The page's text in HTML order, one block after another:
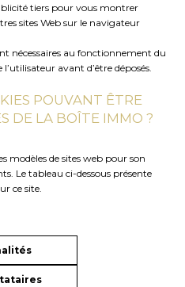
tiers pour vous montrer
sites Web sur le navigateur
nécessaires au fonctionnement du
avant d’être déposés.
POUVANT ÊTRE
DE LA BOÎTE IMMO ?
modèles de sites web pour son
Le tableau ci-dessous présente
ce site.